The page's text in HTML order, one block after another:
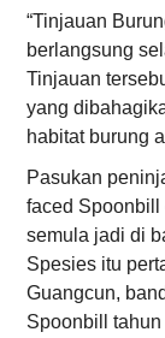
“Tinjauan
berlangsung
Tinjauan
yang
habitat burung
Pasukan
faced
semula jadi di
Spesies itu
Guangcun,
Spoonbill